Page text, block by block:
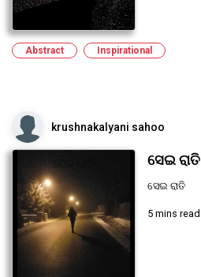
Abstract Inspirational
krushnakalyani sahoo
ସେଇ ରାତି
ସେଇ ରାତି
5 mins read